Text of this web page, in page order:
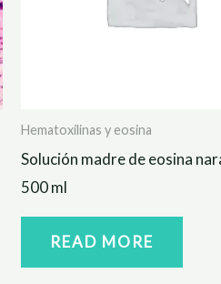
Hematoxilinas y eosina
Solución madre de eosina
500 ml
READ MORE